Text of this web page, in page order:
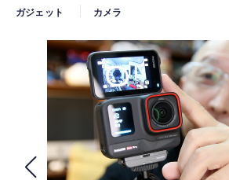
カルチャー
公式ストア
FOLLOW US
ガジェット カメラ